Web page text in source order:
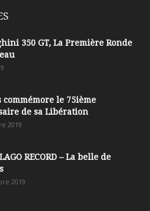
350 GT, La Première Ronde
commémore le 75ième
de sa Libération
2019
RECORD – La belle de
2019